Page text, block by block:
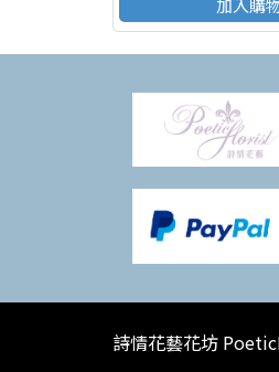
加入購
詩情花藝花坊